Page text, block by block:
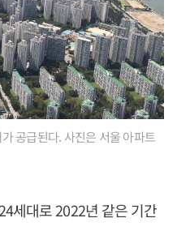
공급된다. 사진은 서울 아파트
세대로 2022년 같은 기간